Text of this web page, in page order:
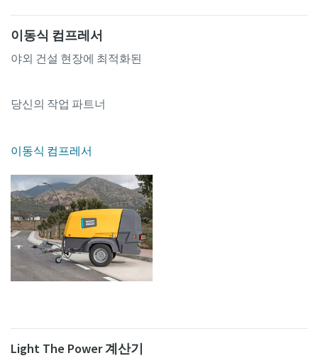
이동식 컴프레서
야외 건설 현장에 최적화된
당신의 작업 파트너
이동식 컴프레서
Light The Power 계산기